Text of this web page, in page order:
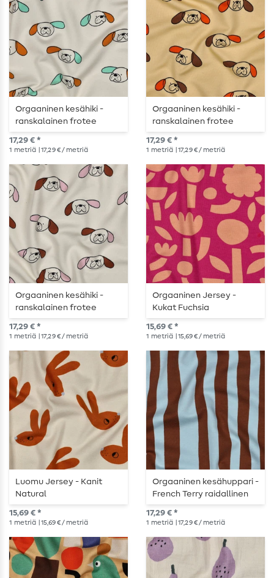
Orgaaninen kesähiki -
ranskalainen frotee
koirat ecru okravärinen
17,29 € *
1 metriä | 17,29 € / metriä
Orgaaninen kesähiki -
ranskalainen frotee
koirille keltainen
17,29 € *
1 metriä | 17,29 € / metriä
Orgaaninen kesähiki -
ranskalainen frotee
koirille ecru pinkki
17,29 € *
1 metriä | 17,29 € / metriä
Orgaaninen Jersey -
Kukat Fuchsia
15,69 € *
1 metriä | 15,69 € / metriä
Luomu Jersey - Kanit
Natural
15,69 € *
1 metriä | 15,69 € / metriä
Orgaaninen kesähuppari -
French Terry raidallinen
vaaleansininen ruskea
17,29 € *
1 metriä | 17,29 € / metriä